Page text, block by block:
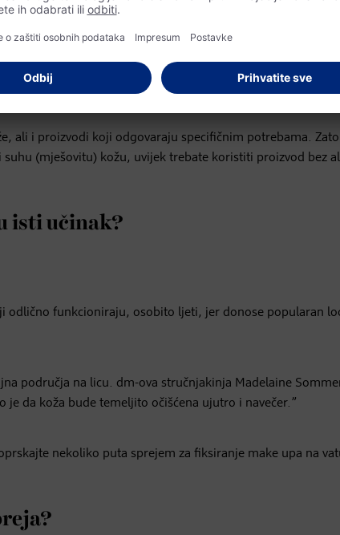
što ćete ih prskati kao podlogu prije nanošenja podloge i
sprej na lice kružnim pokretima s udaljenosti od
ali i proizvodi koji odgovaraju specifičnim potrebama.
(mješovitu) kožu, uvijek trebate koristiti proizvod bez
isti učinak?
odlično funkcioniraju, osobito ljeti, jer donose popularan
područja na licu. dm-ova stručnjakinja Madelaine
je da koža bude temeljito očišćena ujutro i navečer.”
nekoliko puta sprejem za fiksiranje make upa na